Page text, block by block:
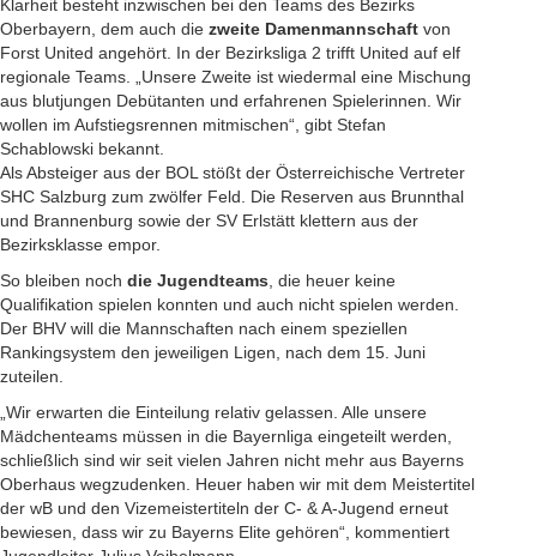
Klarheit besteht inzwischen bei den Teams des Bezirks
Oberbayern, dem auch die zweite Damenmannschaft von
Forst United angehört. In der Bezirksliga 2 trifft United auf elf
regionale Teams. „Unsere Zweite ist wiedermal eine Mischung
aus blutjungen Debütanten und erfahrenen Spielerinnen. Wir
wollen im Aufstiegsrennen mitmischen“, gibt Stefan
Schablowski bekannt.
Als Absteiger aus der BOL stößt der Österreichische Vertreter
SHC Salzburg zum zwölfer Feld. Die Reserven aus Brunnthal
und Brannenburg sowie der SV Erlstätt klettern aus der
Bezirksklasse empor.
So bleiben noch die Jugendteams , die heuer keine
Qualifikation spielen konnten und auch nicht spielen werden.
Der BHV will die Mannschaften nach einem speziellen
Rankingsystem den jeweiligen Ligen, nach dem 15. Juni
zuteilen.
„Wir erwarten die Einteilung relativ gelassen. Alle unsere
Mädchenteams müssen in die Bayernliga eingeteilt werden,
schließlich sind wir seit vielen Jahren nicht mehr aus Bayerns
Oberhaus wegzudenken. Heuer haben wir mit dem Meistertitel
der wB und den Vizemeistertiteln der C- & A-Jugend erneut
bewiesen, dass wir zu Bayerns Elite gehören“, kommentiert